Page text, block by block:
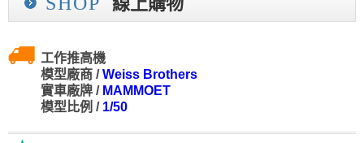
工作推高機
模型廠商 /Weiss Brothers
實車廠牌 / MAMMOET
模型比例 / 1/50